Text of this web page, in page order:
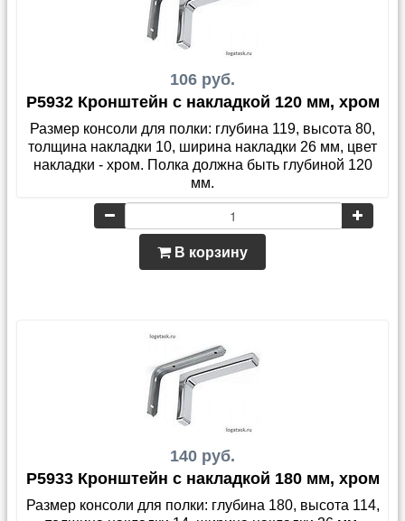
106 руб.
P5932 Кронштейн с накладкой 120 мм, хром
Размер консоли для полки: глубина 119, высота 80,
толщина накладки 10, ширина накладки 26 мм, цвет
накладки - хром. Полка должна быть глубиной 120
мм.
В корзину
140 руб.
P5933 Кронштейн с накладкой 180 мм, хром
Размер консоли для полки: глубина 180, высота 114,